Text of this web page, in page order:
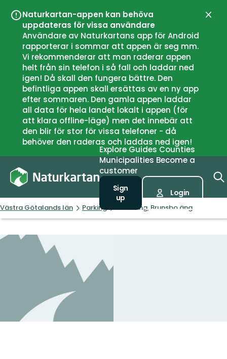
Naturkartan-appen kan behöva
uppdateras för vissa användare
Användare av Naturkartans app för Android
rapporterar i sommar att appen är seg mm.
Vi rekommenderar att man raderar appen
helt från sin telefon i så fall och laddar ned
igen! Då skall den fungera bättre. Den
befintliga appen skall ersättas av en ny app
efter sommaren. Den gamla appen laddar
all data för hela landet lokalt i appen (för
att klara offline-läge) men det innebär att
den blir för stor för vissa telefoner - då
behöver den raderas och laddas ned igen!
Close
Explore Guides Counties
Municipalities Become a
customer
Sign
up
Login
Västra Götalands län Parking Parkering, Brunsbo äng